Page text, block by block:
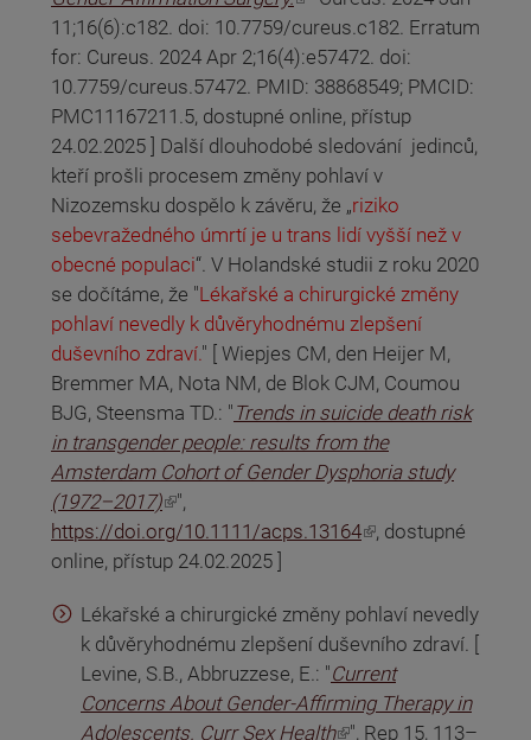
11;16(6):c182. doi: 10.7759/cureus.c182. Erratum
for: Cureus. 2024 Apr 2;16(4):e57472. doi:
10.7759/cureus.57472. PMID: 38868549; PMCID:
PMC11167211.5, dostupné online, přístup
24.02.2025 ] Další dlouhodobé sledování jedinců,
kteří prošli procesem změny pohlaví v
Nizozemsku dospělo k závěru, že „riziko
sebevražedného úmrtí je u trans lidí vyšší než v
obecné populaci“. V Holandské studii z roku 2020
se dočítáme, že "Lékařské a chirurgické změny
pohlaví nevedly k důvěryhodnému zlepšení
duševního zdraví. " [ Wiepjes CM, den Heijer M,
Bremmer MA, Nota NM, de Blok CJM, Coumou
BJG, Steensma TD.: " Trends in suicide death risk
in transgender people: results from the
Amsterdam Cohort of Gender Dysphoria study
(1972–2017)
(odkaz je externí)
",
https://doi.org/10.1111/acps.13164
(odkaz je externí)
, dostupné
online, přístup 24.02.2025 ]
Lékařské a chirurgické změny pohlaví nevedly
k důvěryhodnému zlepšení duševního zdraví. [
Levine, S.B., Abbruzzese, E.: "Current
Concerns About Gender-Affirming Therapy in
Adolescents. Curr Sex Health
(odkaz je externí)
", Rep 15, 113–